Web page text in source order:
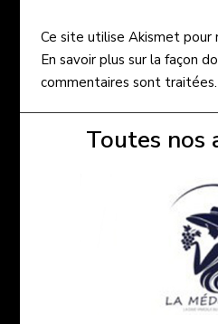
Ce site utilise Akismet pour
En savoir plus sur la façon
commentaires sont traitées.
Toutes nos